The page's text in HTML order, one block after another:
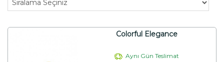
Colorful Elegance
Aynı Gün Teslimat